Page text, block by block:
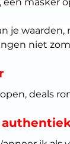
je
niet
deals